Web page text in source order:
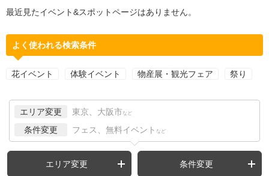
最近見たイベント&スポットページはありません。
よく使われる検索条件
花イベント 体験イベント 物産展・観光フェア 祭り
エリア変更 東京、大阪市 など
条件変更 フェス、無料イベント など
エリア変更 条件変更